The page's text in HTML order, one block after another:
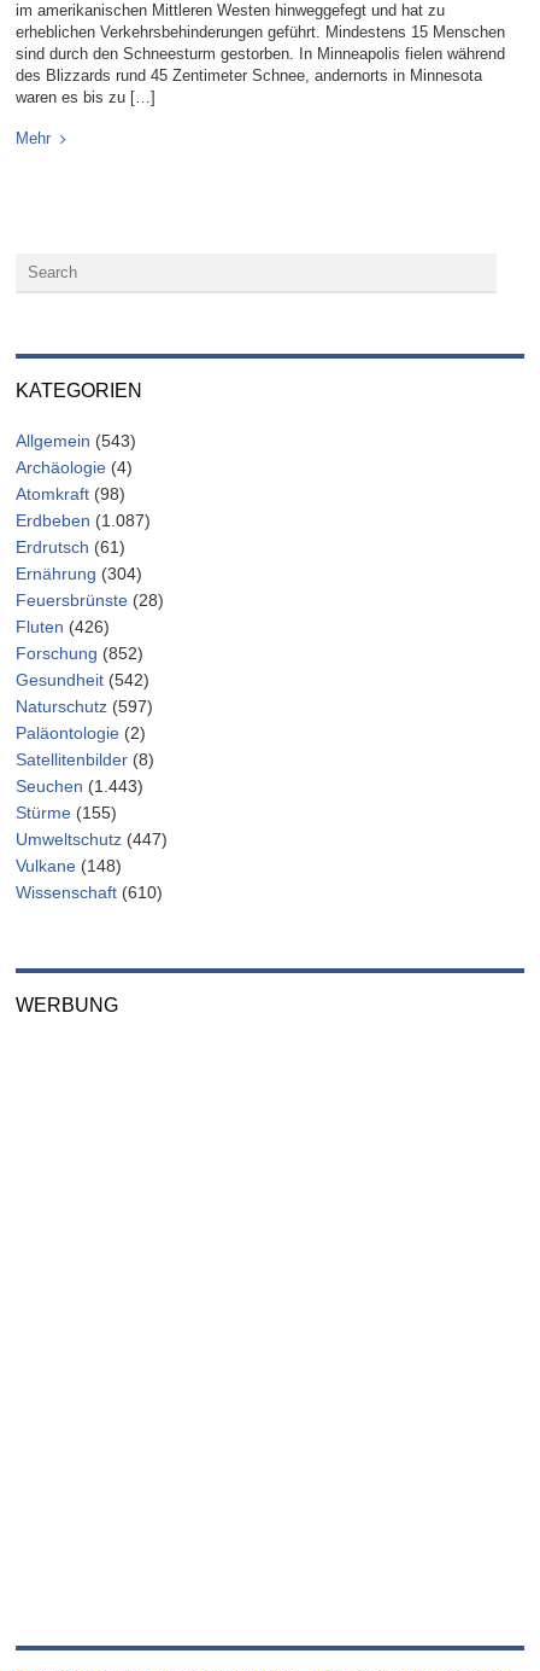
im amerikanischen Mittleren Westen hinweggefegt und hat zu
erheblichen Verkehrsbehinderungen geführt. Mindestens 15 Menschen
sind durch den Schneesturm gestorben. In Minneapolis fielen während
des Blizzards rund 45 Zentimeter Schnee, andernorts in Minnesota
waren es bis zu […]
Mehr
KATEGORIEN
Allgemein (543)
Archäologie (4)
Atomkraft (98)
Erdbeben (1.087)
Erdrutsch (61)
Ernährung (304)
Feuersbrünste (28)
Fluten (426)
Forschung (852)
Gesundheit (542)
Naturschutz (597)
Paläontologie (2)
Satellitenbilder (8)
Seuchen (1.443)
Stürme (155)
Umweltschutz (447)
Vulkane (148)
Wissenschaft (610)
WERBUNG